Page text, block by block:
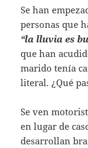
Se han
personas que
“la lluvia es
que han
marido tenía
literal. ¿Qué
Se ven
en lugar de
desarrollan